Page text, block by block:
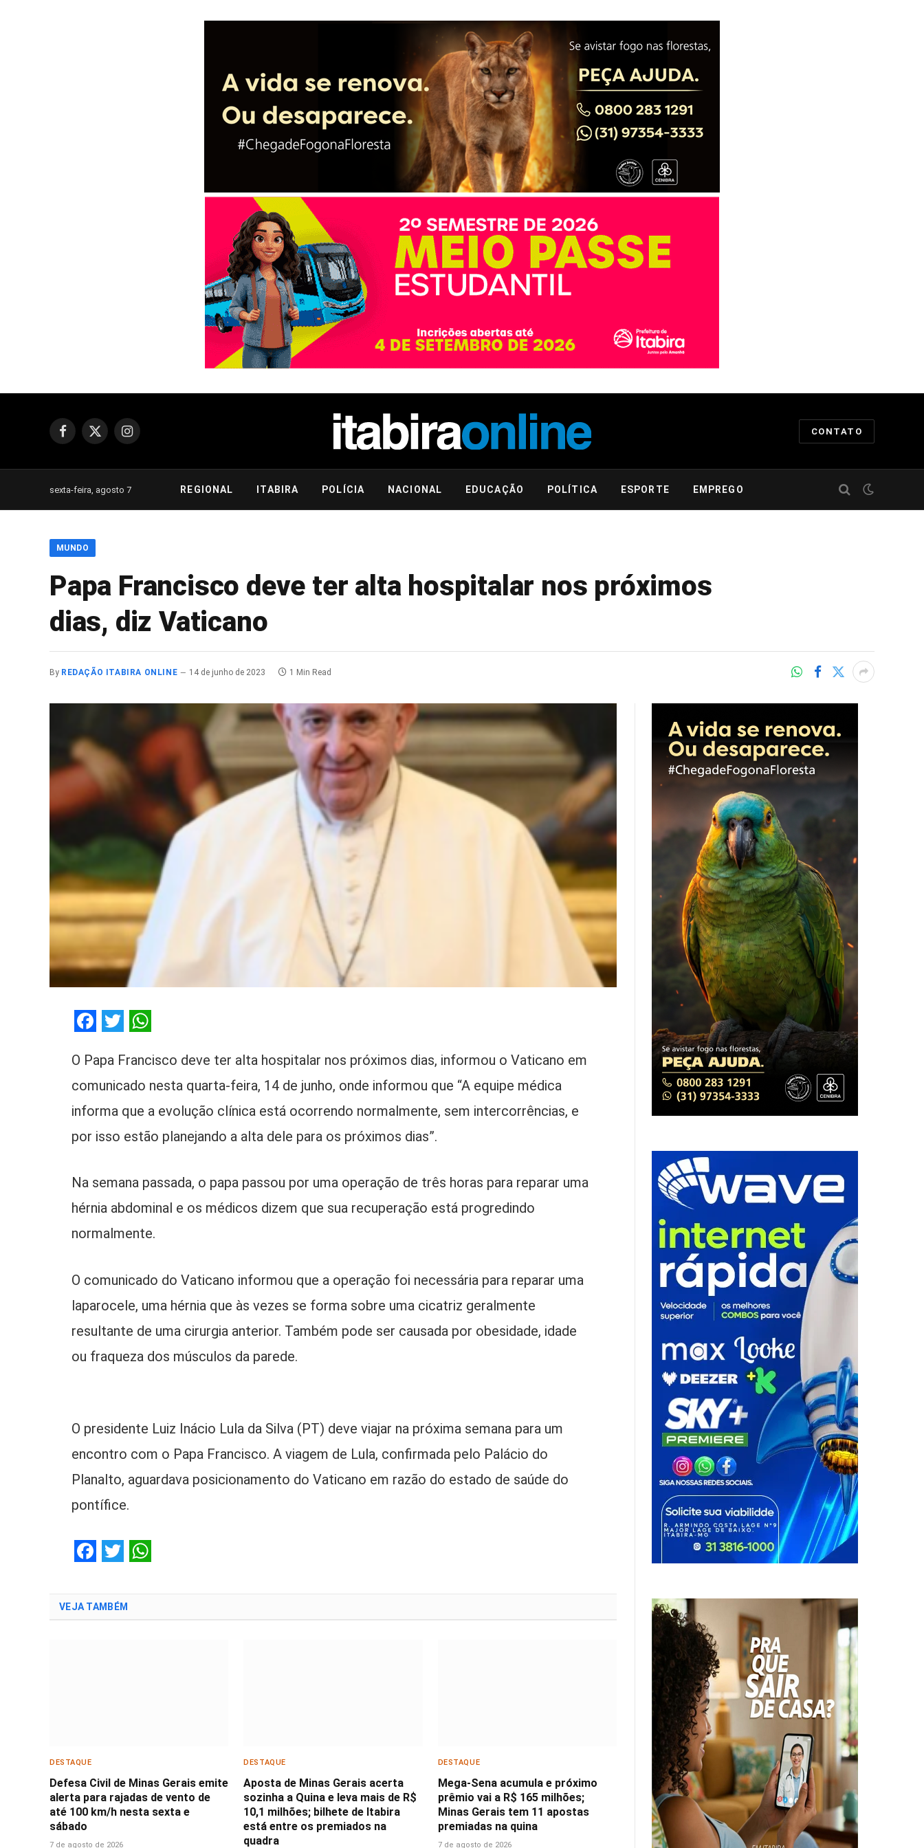
Facebook
X
Instagram
CONTATO
sexta-feira, agosto 7 REGIONAL ITABIRA POLÍCIA NACIONAL EDUCAÇÃO POLÍTICA ESPORTE EMPREGO
MUNDO
Papa Francisco deve ter alta hospitalar nos próximos
dias, diz Vaticano
By REDAÇÃO ITABIRA ONLINE 14 de junho de 2023 1 Min Read
O Papa Francisco deve ter alta hospitalar nos próximos dias, informou o Vaticano em
comunicado nesta quarta-feira, 14 de junho, onde informou que “A equipe médica
informa que a evolução clínica está ocorrendo normalmente, sem intercorrências, e
por isso estão planejando a alta dele para os próximos dias”.
Na semana passada, o papa passou por uma operação de três horas para reparar uma
hérnia abdominal e os médicos dizem que sua recuperação está progredindo
normalmente.
O comunicado do Vaticano informou que a operação foi necessária para reparar uma
laparocele, uma hérnia que às vezes se forma sobre uma cicatriz geralmente
resultante de uma cirurgia anterior. Também pode ser causada por obesidade, idade
ou fraqueza dos músculos da parede.
O presidente Luiz Inácio Lula da Silva (PT) deve viajar na próxima semana para um
encontro com o Papa Francisco. A viagem de Lula, confirmada pelo Palácio do
Planalto, aguardava posicionamento do Vaticano em razão do estado de saúde do
pontífice.
VEJA TAMBÉM
DESTAQUE
Defesa Civil de Minas Gerais emite
alerta para rajadas de vento de
até 100 km/h nesta sexta e
sábado
7 de agosto de 2026
DESTAQUE
Aposta de Minas Gerais acerta
sozinha a Quina e leva mais de R$
10,1 milhões; bilhete de Itabira
está entre os premiados na
quadra
DESTAQUE
Mega-Sena acumula e próximo
prêmio vai a R$ 165 milhões;
Minas Gerais tem 11 apostas
premiadas na quina
7 de agosto de 2026